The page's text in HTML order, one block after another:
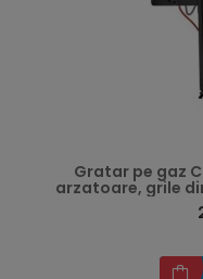
Gratar pe gaz
arzatoare, grile